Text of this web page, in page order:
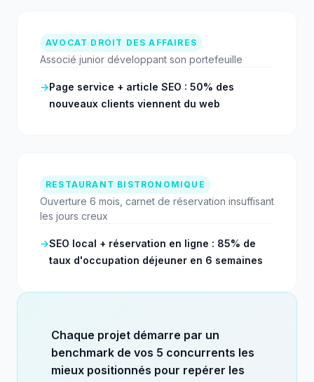
AVOCAT DROIT DES AFFAIRES
Associé junior développant son portefeuille
→Page service + article SEO : 50% des
nouveaux clients viennent du web
RESTAURANT BISTRONOMIQUE
Ouverture 6 mois, carnet de réservation insuffisant
les jours creux
→SEO local + réservation en ligne : 85% de
taux d'occupation déjeuner en 6 semaines
Chaque projet démarre par un
benchmark de vos 5 concurrents les
mieux positionnés pour repérer les